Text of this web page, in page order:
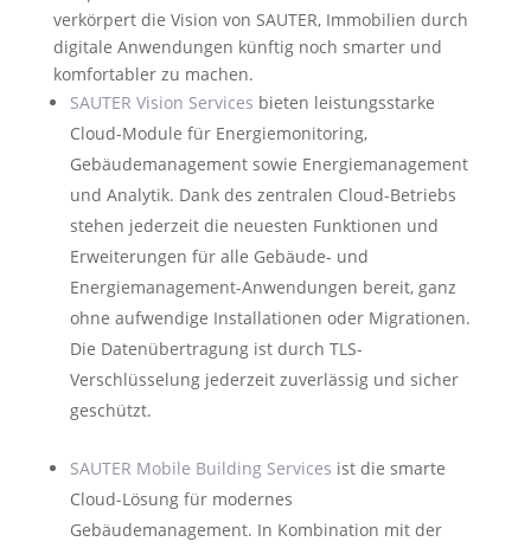
verkörpert die Vision von SAUTER, Immobilien durch
digitale Anwendungen künftig noch smarter und
komfortabler zu machen.
SAUTER Vision Services bieten leistungsstarke
Cloud-Module für Energiemonitoring,
Gebäudemanagement sowie Energiemanagement
und Analytik. Dank des zentralen Cloud-Betriebs
stehen jederzeit die neuesten Funktionen und
Erweiterungen für alle Gebäude- und
Energiemanagement-Anwendungen bereit, ganz
ohne aufwendige Installationen oder Migrationen.
Die Datenübertragung ist durch TLS-
Verschlüsselung jederzeit zuverlässig und sicher
geschützt.
SAUTER Mobile Building Services ist die smarte
Cloud-Lösung für modernes
Gebäudemanagement. In Kombination mit der